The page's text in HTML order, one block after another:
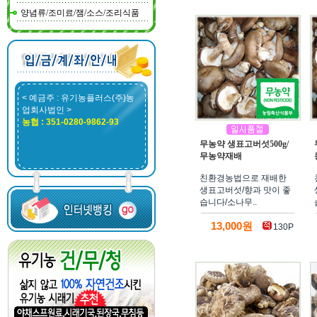
양념류/조미료/잼/소스/조리식품
< 예금주 : 유기농플러스(주)농
업회사법인 >
농협 : 351-0280-9862-93
무농약 생표고버섯500g/
무농약재배
친환경농법으로 재배한
생표고버섯/향과 맛이 좋
습니다/소나무..
13,000원 130P